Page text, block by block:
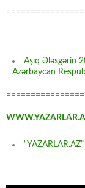
Aşıq Ələsgərin
Azərbaycan